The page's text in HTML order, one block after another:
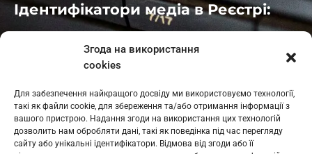
Згода на використання
cookies
Для забезпечення найкращого досвіду ми використовуємо технології,
такі як файли cookie, для збереження та/або отримання інформації з
вашого пристрою. Надання згоди на використання цих технологій
дозволить нам обробляти дані, такі як поведінка під час перегляду
сайту або унікальні ідентифікатори. Відмова від згоди або її
Ідентифікатори медіа в Реєстрі:
: L11-01410
: L11-01801
Косів: L11-01805
Гарасимів: L11-02274